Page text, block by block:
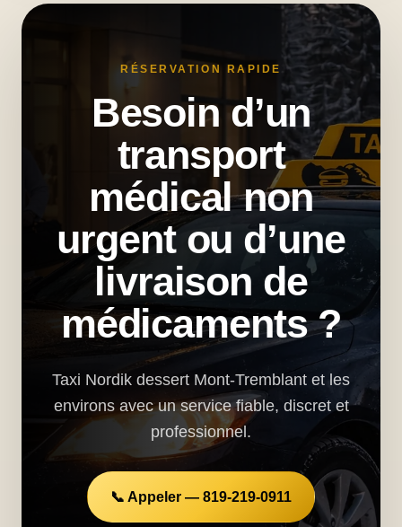
RÉSERVATION RAPIDE
Besoin d’un
transport
médical non
urgent ou d’une
livraison de
médicaments ?
Taxi Nordik dessert Mont-Tremblant et les
environs avec un service fiable, discret et
professionnel.
📞 Appeler — 819-219-0911